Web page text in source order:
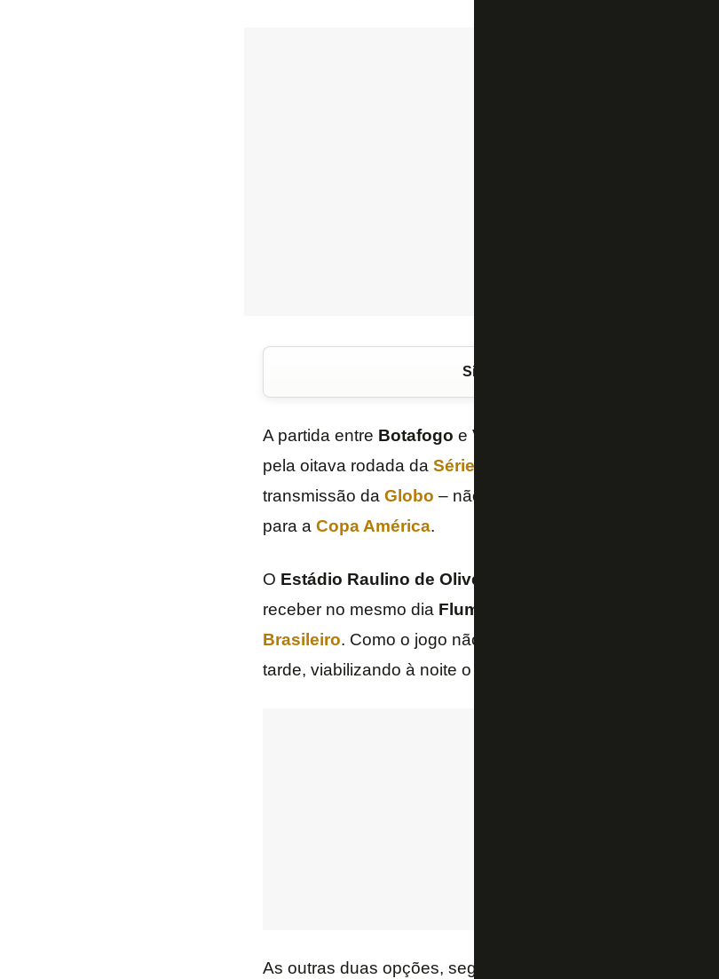
Siga o FogãoNET
A partida entre Botafogo e Vitória
pela oitava rodada da Série B
transmissão da Globo – não poderá ser no
para a Copa América.
O Estádio Raulino de Oliveira
receber no mesmo dia Fluminense x Athletico-PR
Brasileiro. Como o jogo não tem transmissão, esta partida
tarde, viabilizando à noite o duelo da Série B.
As outras duas opções, segundo o jornalista Thiago